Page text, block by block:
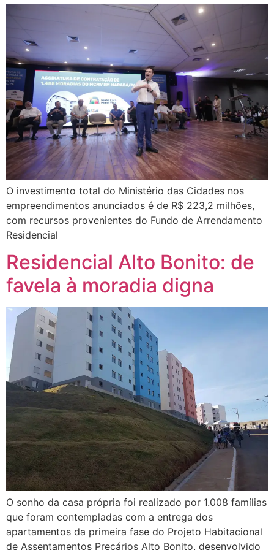
O investimento total do Ministério das Cidades nos
empreendimentos anunciados é de R$ 223,2 milhões,
com recursos provenientes do Fundo de Arrendamento
Residencial
Residencial Alto Bonito: de
favela à moradia digna
O sonho da casa própria foi realizado por 1.008 famílias
que foram contempladas com a entrega dos
apartamentos da primeira fase do Projeto Habitacional
de Assentamentos Precários Alto Bonito, desenvolvido